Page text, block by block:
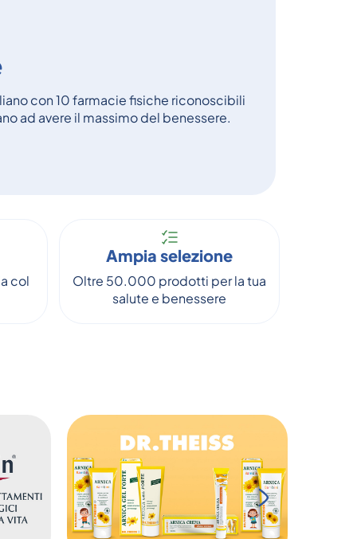
con 10 farmacie fisiche riconoscibili
ad avere il massimo del benessere.
col
Ampia selezione
Oltre 50.000 prodotti per la tua
salute e benessere